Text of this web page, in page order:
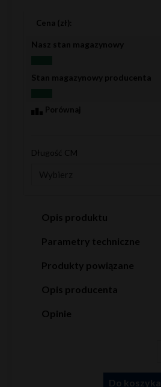
Cena (zł):
Nasz stan magazynowy
Stan magazynowy producenta
Porównaj
Długość CM
Opis produktu
Parametry techniczne
Produkty powiązane
Opis producenta
Opinie
Do koszyka